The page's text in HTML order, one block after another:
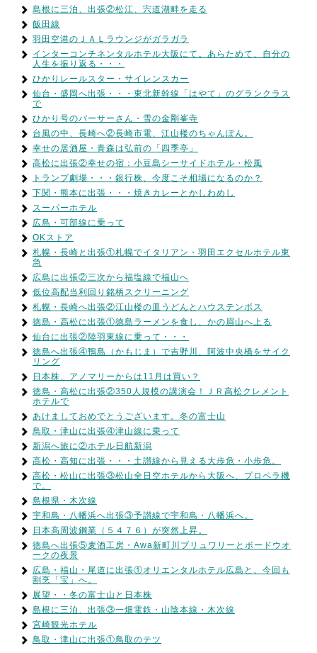
島根に三泊、出張②松江、宍道湖畔を走る
飯田線
羽田空港のＪＡＬラウンジがガラガラ
インターコンチネンタルホテル大阪にて。あらためて、自分の
人生を振り返る・・・
ひかりレールスター・サイレンスカー
仙台・盛岡へ出張・・・東北新幹線「はやて」のグランクラス
で
ひかり号のパーサーさん・雪の金剛峯寺
台風の中、長崎へ②長崎市電、江山楼のちゃんぽん。
幸せの居酒屋・青森は弘前の「四季亭」
高松に出張②幸せの宿：小豆島シーサイドホテル・松風
トランプ劇場・・・銀行株、今度こそ相場になるのか？
下関・熊本に出張・・・焼きカレーとかしわめし
スーパーホテル
広島・可部線に乗って
OKストア
札幌・長崎と出張①札幌でイタリアン・羽田エクセルホテル東
急
広島に出張②三次から福塩線で福山へ
低位高配当利回り銘柄スクリーニング
札幌・長崎へ出張②江山楼の皿うどんとハウステンボス
徳島・高松に出張①徳島ラーメンを食し、かの眉山へ上る
仙台に出張②陸羽東線に乗って・・・
徳島へ出張④鴨島（かもじま）で吉野川、阿波中央橋をサイク
リング
日本株、アノマリーからは11月は買い？
徳島・高松に出張②350人規模の講演会！ＪＲ高松クレメント
ホテルで
あけましておめでとうございます。冬の富士山
鳥取・津山に出張④津山線に乗って
新潟へ旅に②ホテル日航新潟
高松・高知に出張・・・土讃線から見える大歩危・小歩危。
高松・松山に出張③松山全日空ホテルから大阪へ、プロペラ機
で。
島根県・木次線
宇和島・八幡浜へ出張③予讃線で宇和島・八幡浜へ。
日本高周波鋼業（５４７６）が突然上昇。
徳島へ出張⑤麦酒工房・Awa新町川ブリュワリーとボードウオ
ークの夜景
広島・福山・尾道に出張①オリエンタルホテル広島と、今回も
割烹「宝」へ。
展望・・冬の富士山と日本株
島根に三泊、出張③一畑電鉄・山陰本線・木次線
宮崎観光ホテル
鳥取・津山に出張①鳥取のテツ